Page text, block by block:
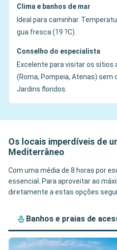
Clima e banhos de mar
Ideal para caminhar.
gua fresca (19 ?C).
Conselho do especialista
Excelente para visitar os sítios
(Roma, Pompeia, Atenas) sem
Jardins floridos.
Os locais imperdíveis de
Mediterrâneo
Com uma média de 8 horas por
essencial. Para aproveitar ao
diretamente a estas opções
Banhos e praias de